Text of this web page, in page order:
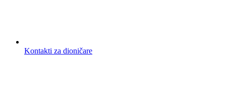
Kontakti za dioničare